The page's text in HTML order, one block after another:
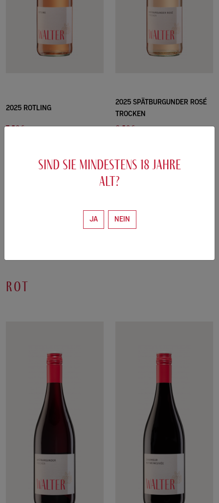
sind sie mindestens 18 jahre
alt?
JA NEIN
2025 ROTLING
7.50€
2025 SPÄTBURGUNDER ROSÉ
TROCKEN
8.50€
rot